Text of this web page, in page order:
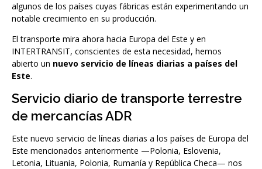
algunos de los países cuyas fábricas están experimentando un
notable crecimiento en su producción.
El transporte mira ahora hacia Europa del Este y en
INTERTRANSIT, conscientes de esta necesidad, hemos
abierto un nuevo servicio de líneas diarias a países del
Este.
Servicio diario de transporte terrestre
de mercancías ADR
Este nuevo servicio de líneas diarias a los países de Europa del
Este mencionados anteriormente —Polonia, Eslovenia,
Letonia, Lituania, Polonia, Rumanía y República Checa— nos